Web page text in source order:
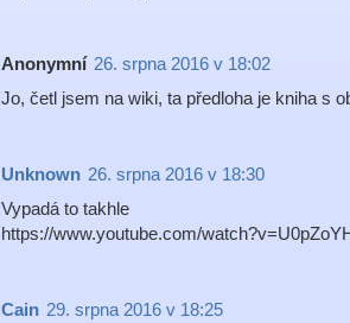
Anonymní 26. srpna 2016 v 18:02
Jo, četl jsem na wiki, ta předloha je kniha s
Unknown 26. srpna 2016 v 18:30
Vypadá to takhle
https://www.youtube.com/
Cain 29. srpna 2016 v 18:25